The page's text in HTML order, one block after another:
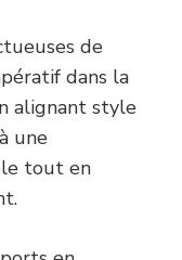
de
dans la
alignant style
une
tout en